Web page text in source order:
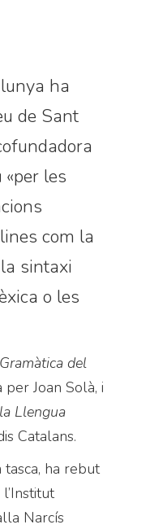
ha
de Sant
«per les
com la
sintaxi
o les
Gramàtica del
per Joan Solà, i
Llengua
Catalans.
ha rebut
Narcís